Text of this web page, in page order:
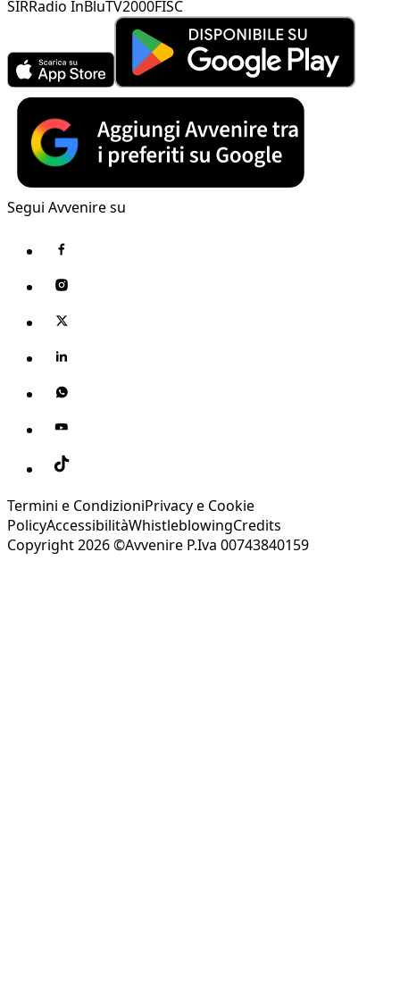
SIRRadio InBluTV2000FISC
Segui Avvenire su
Termini e CondizioniPrivacy e Cookie
PolicyAccessibilitàWhistleblowingCredits
Copyright 2026 ©Avvenire P.Iva 00743840159